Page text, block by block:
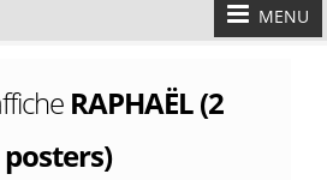
MENU
RAPHAËL (2
posters)